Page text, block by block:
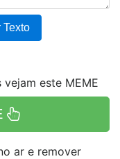
Texto
este MEME
ar e remover